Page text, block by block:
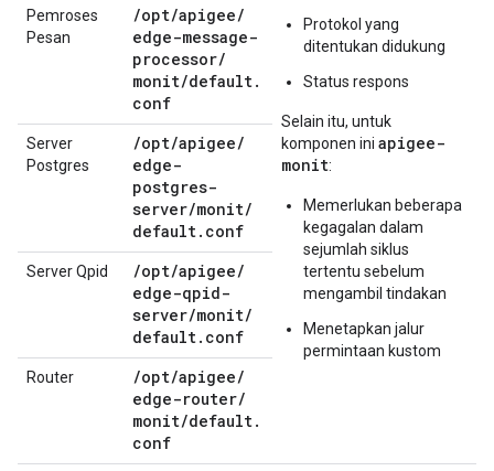
Protokol yang
ditentukan didukung
Status respons
Selain itu, untuk
komponen ini apigee-
monit:
Memerlukan beberapa
kegagalan dalam
sejumlah siklus
tertentu sebelum
mengambil tindakan
Menetapkan jalur
permintaan kustom
Pemroses
Pesan
/opt/apigee/
edge-message-
processor/
monit/default.
conf
Server
Postgres
/opt/apigee/
edge-
postgres-
server/monit/
default. conf
Server Qpid /opt/apigee/
edge-qpid-
server/monit/
default. conf
Router /opt/apigee/
edge-router/
monit/default.
conf